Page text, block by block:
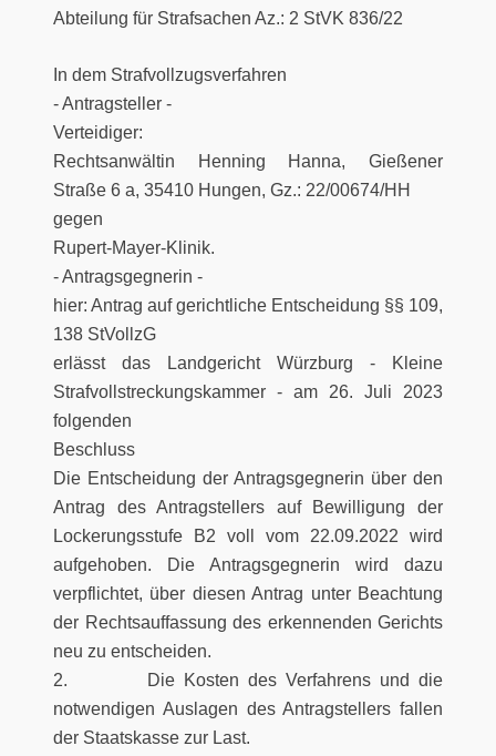
Abteilung für Strafsachen Az.: 2 StVK 836/22
In dem Strafvollzugsverfahren
- Antragsteller -
Verteidiger:
Rechtsanwältin Henning Hanna, Gießener
Straße 6 a, 35410 Hungen, Gz.: 22/00674/HH
gegen
Rupert-Mayer-Klinik.
- Antragsgegnerin -
hier: Antrag auf gerichtliche Entscheidung §§ 109,
138 StVollzG
erlässt das Landgericht Würzburg - Kleine
Strafvollstreckungskammer - am 26. Juli 2023
folgenden
Beschluss
Die Entscheidung der Antragsgegnerin über den
Antrag des Antragstellers auf Bewilligung der
Lockerungsstufe B2 voll vom 22.09.2022 wird
aufgehoben. Die Antragsgegnerin wird dazu
verpflichtet, über diesen Antrag unter Beachtung
der Rechtsauffassung des erkennenden Gerichts
neu zu entscheiden.
2. Die Kosten des Verfahrens und die
notwendigen Auslagen des Antragstellers fallen
der Staatskasse zur Last.